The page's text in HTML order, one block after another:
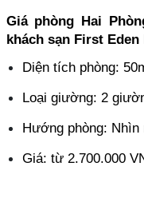
Giá phòng Hai
khách sạn First Eden
Diện tích phòng:
Loại giường: 2
Hướng phòng: Nhìn
Giá: từ 2.700.000